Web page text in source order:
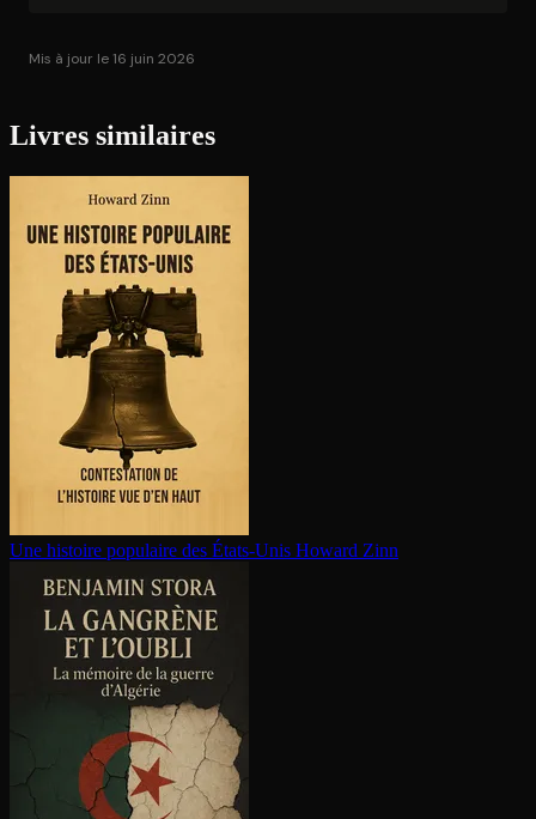
Mis à jour le 16 juin 2026
Livres similaires
Une histoire populaire des États-Unis Howard Zinn